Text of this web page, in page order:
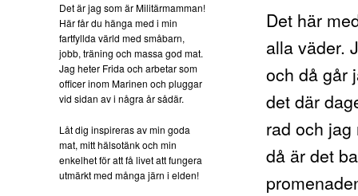
Det här
alla väder.
och då går
det där
rad och
då är det
Det är jag som är Militärmamman!
Här får du hänga med i min
fartfyllda värld med småbarn,
jobb, träning och massa god mat.
Jag heter Frida och arbetar som
officer inom Marinen och pluggar
vid sidan av i några år sådär.
Låt dig inspireras av min goda
mat, mitt hälsotänk och min
enkelhet för att få livet att fungera
utmärkt med många järn i elden!